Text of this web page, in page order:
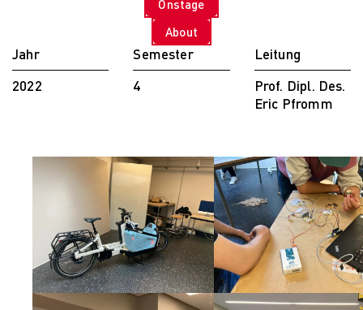
Creative
Management
Master Lecture
Series
Fashion and Design
Studies
Vortragsreihe „Was
ist Design?
The Fabric of My
Life
Digital and Technical
Futures
Digital and
Onstage
About
Jahr
2022
Semester
4
Leitung
Prof. Dipl. Des.
Eric Pfromm